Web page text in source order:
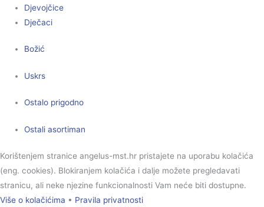
Djevojčice
Dječaci
Božić
Uskrs
Ostalo prigodno
Ostali asortiman
Korištenjem stranice angelus-mst.hr pristajete na uporabu kolačića
(eng. cookies). Blokiranjem kolačića i dalje možete pregledavati
stranicu, ali neke njezine funkcionalnosti Vam neće biti dostupne.
Više o kolačićima • Pravila privatnosti